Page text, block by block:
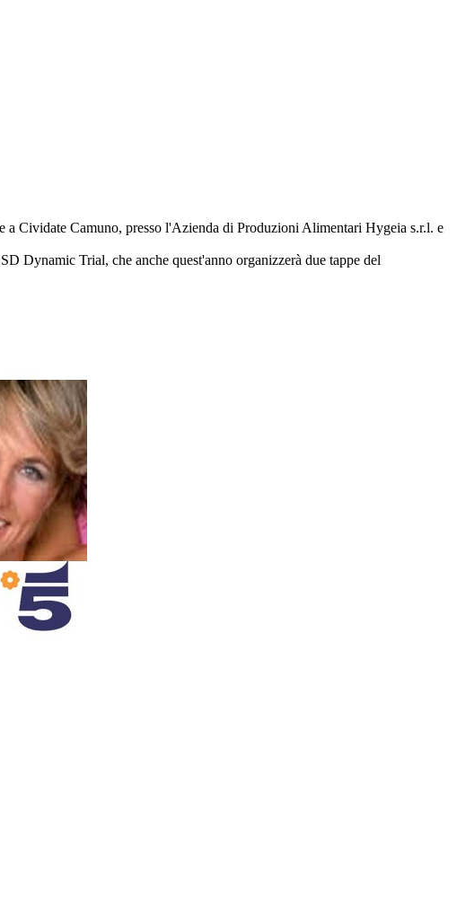
a Cividate Camuno, presso l'Azienda di Produzioni Alimentari Hygeia s.r.l. e
Dynamic Trial, che anche quest'anno organizzerà due tappe del